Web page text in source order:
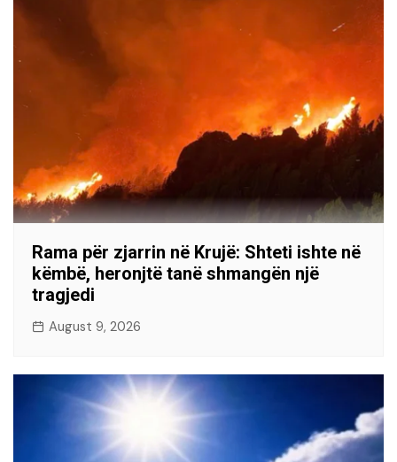
Rama për zjarrin në Krujë: Shteti ishte në
këmbë, heronjtë tanë shmangën një
tragjedi
August 9, 2026